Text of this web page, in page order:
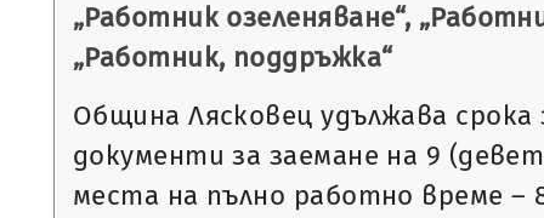
„Работник озеленяване“,
„Работник, поддръжка“
Община Лясковец удължава срока
документи за заемане на 9
места на пълно работно време –